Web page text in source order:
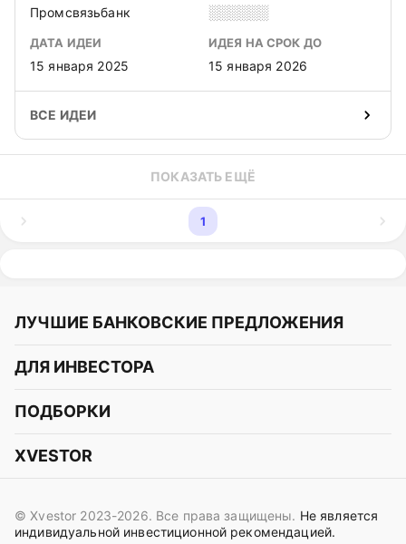
Промсвязьбанк ░░░░░░
ДАТА ИДЕИ
15 января 2025
ИДЕЯ НА СРОК ДО
15 января 2026
ВСЕ ИДЕИ
ПОКАЗАТЬ ЕЩЁ
1
ЛУЧШИЕ БАНКОВСКИЕ ПРЕДЛОЖЕНИЯ
Альфа-Банк
СБЕР
Газпромбанк
OZON Банк
ДЛЯ ИНВЕСТОРА
Курс акций
Курс облигаций
Прогнозы на криптовалюты
ПОДБОРКИ
Подборки акций
Подборки облигаций
XVESTOR
Вконтакте
© Xvestor 2023-2026. Все права защищены. Не является
индивидуальной инвестиционной рекомендацией.